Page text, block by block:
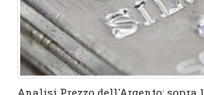
Analisi Prezzo dell'Argento: sopra